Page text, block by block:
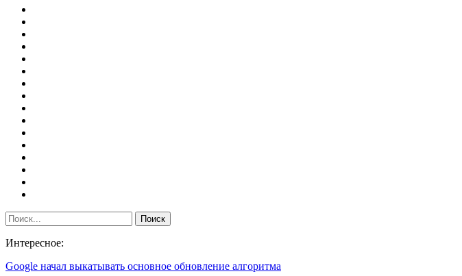
Интересное:
Google начал выкатывать основное обновление алгоритма